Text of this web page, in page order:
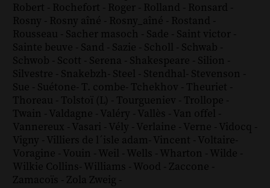
Robert - Rochefort - Roger - Rolland - Ronsard -
Rosny - Rosny aîné - Rosny_aîné - Rostand -
Rousseau - Sacher masoch - Sade - Saint victor -
Sainte beuve - Sand - Sazie - Scholl - Schwab -
Schwob - Scott - Serena - Shakespeare - Silion -
Silvestre - Snakebzh- Steel - Stendhal- Stevenson -
Sue - Suétone- T. combe- Tchekhov - Theuriet -
Thoreau - Tolstoï (L) - Tourgueniev - Trollope -
Twain - Valdagne - Valéry - Vallès - Van offel -
Vannereux - Vasari - Vély - Verlaine - Verne - Vidocq -
Vigny - Villiers de l´isle adam- Vincent - Voltaire-
Voragine - Vouin - Weil - Wells - Wharton - Wilde -
Wilkie Collins- Williams - Wood - Zaccone -
Zamacoïs - Zola Zweig -